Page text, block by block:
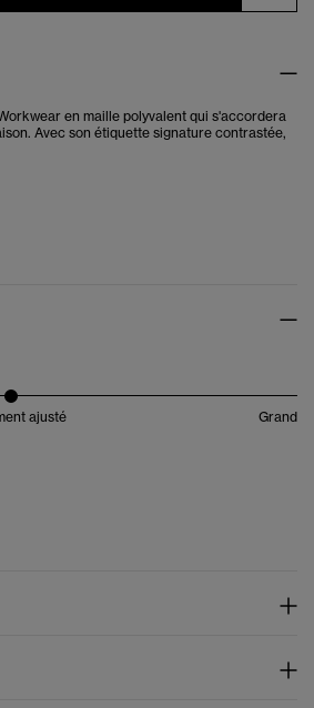
en maille polyvalent qui s'accordera
Avec son étiquette signature contrastée,
ajusté Grand